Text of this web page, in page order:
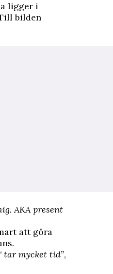
ligger i
bilden
AKA present
att göra
tar mycket tid”,